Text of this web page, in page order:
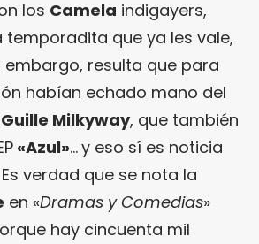
los Camela indigayers,
temporadita que ya les vale,
embargo, resulta que para
habían echado mano del
Guille Milkyway, que también
«Azul»…y eso sí es noticia
verdad que se nota la
en «Dramas y Comedias»
hay cincuenta mil